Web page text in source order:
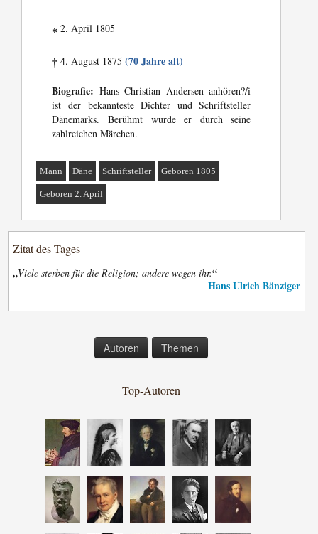
* 2. April 1805
† 4. August 1875(70 Jahre alt)
Biografie: Hans Christian Andersen anhören?/i
ist der bekannteste Dichter und Schriftsteller
Dänemarks. Berühmt wurde er durch seine
zahlreichen Märchen.
Mann Däne Schriftsteller Geboren 1805
Geboren 2. April
Zitat des Tages
„Viele sterben für die Religion; andere wegen ihr.“
— Hans Ulrich Bänziger
Autoren Themen
Top-Autoren